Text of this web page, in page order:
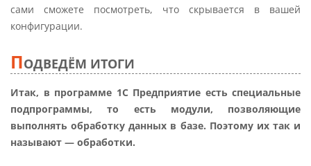
сами сможете посмотреть, что скрывается в вашей
конфигурации.
ПОДВЕДЁМ ИТОГИ
Итак, в программе 1С Предприятие есть специальные
подпрограммы, то есть модули, позволяющие
выполнять обработку данных в базе. Поэтому их так и
называют — обработки.